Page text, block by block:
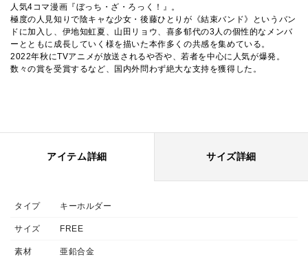
人気4コマ漫画『ぼっち・ざ・ろっく！』。
極度の人見知りで陰キャな少女・後藤ひとりが《結束バンド》というバン
ドに加入し、伊地知虹夏、山田リョウ、喜多郁代の3人の個性的なメンバ
ーとともに成長していく様を描いた本作多くの共感を集めている。
2022年秋にTVアニメが放送されるや否や、若者を中心に人気が爆発。
数々の賞を受賞するなど、国内外問わず絶大な支持を獲得した。
アイテム詳細 サイズ詳細
タイプ キーホルダー
サイズ FREE
素材 亜鉛合金